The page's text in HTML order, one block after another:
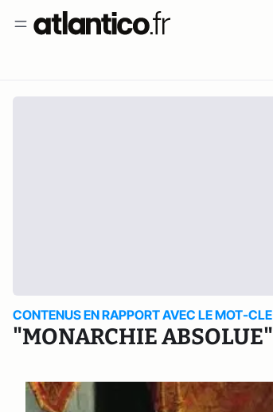
CONTENUS EN RAPPORT AVEC LE MOT-CLE
"MONARCHIE ABSOLUE"